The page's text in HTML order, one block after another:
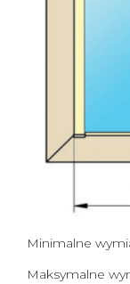
Minimalne
Maksymalne